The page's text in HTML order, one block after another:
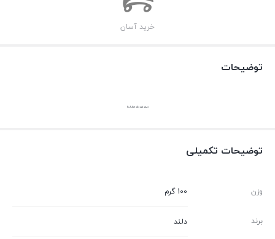
خرید آسان
توضیحات
دیمر فن دلند مدل آریا
توضیحات تکمیلی
وزن 100 گرم
برند دلند